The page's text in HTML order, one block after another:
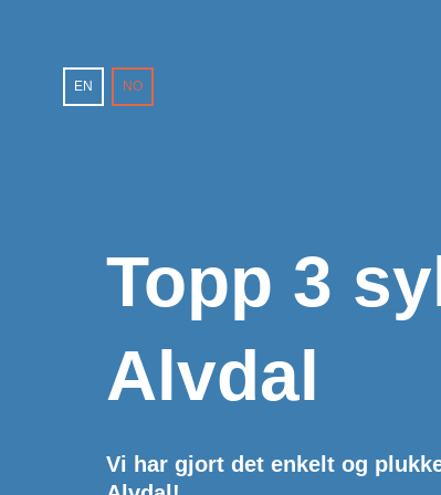
EN NO
Topp 3
Alvdal
Vi har gjort det enkelt og